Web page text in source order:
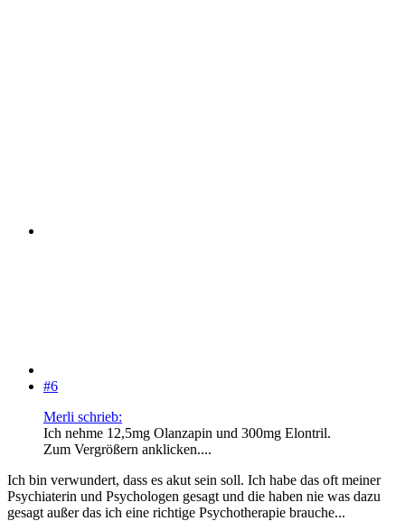
#6
Merli schrieb:
Ich nehme 12,5mg Olanzapin und 300mg Elontril.
Zum Vergrößern anklicken....
Ich bin verwundert, dass es akut sein soll. Ich habe das oft meiner
Psychiaterin und Psychologen gesagt und die haben nie was dazu
gesagt außer das ich eine richtige Psychotherapie brauche...